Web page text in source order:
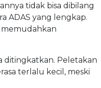
tidak bisa dibilang
ADAS yang lengkap.
ditingkatkan. Peletakan
terlalu kecil, meski